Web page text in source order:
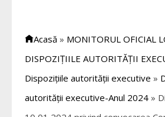
Acasă » MONITORUL OFICIAL
DISPOZIȚIILE AUTORITĂȚII
Dispozițiile autorității executive »
autorității executive-Anul 2024 »